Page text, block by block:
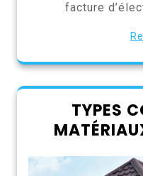
facture
TYPES